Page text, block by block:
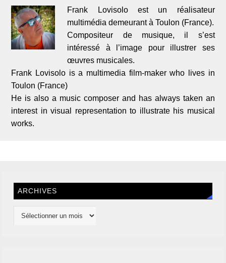
Frank Lovisolo est un réalisateur
multimédia demeurant à Toulon (France).
Compositeur de musique, il s’est
intéressé à l’image pour illustrer ses
œuvres musicales.
Frank Lovisolo is a multimedia film-maker who lives in
Toulon (France)
He is also a music composer and has always taken an
interest in visual representation to illustrate his musical
works.
ARCHIVES